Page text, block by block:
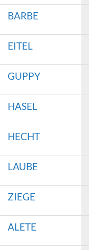
BARBE
EITEL
GUPPY
HASEL
HECHT
LAUBE
ZIEGE
ALETE